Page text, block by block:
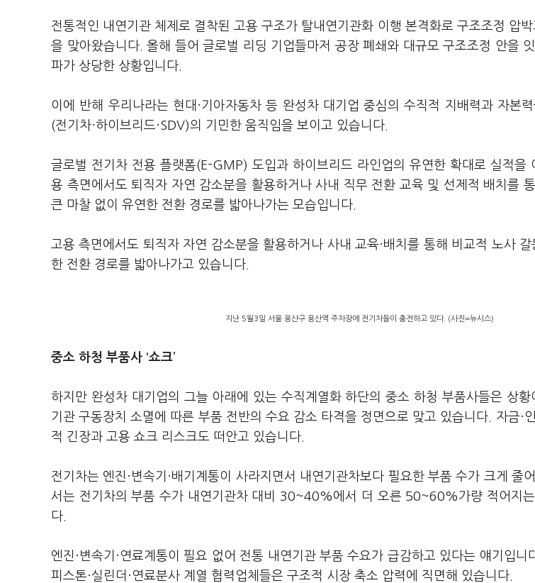
전통적인 내연기관 체제로 결착된 고용 구조가 탈내연기관화 이행 본격화로 구조조정 압
을 맞아왔습니다. 올해 들어 글로벌 리딩 기업들마저 공장 폐쇄와 대규모 구조조정 안을
파가 상당한 상황입니다.
이에 반해 우리나라는 현대·기아자동차 등 완성차 대기업 중심의 수직적 지배력과 자본
(전기차·하이브리드·SDV)의 기민한 움직임을 보이고 있습니다.
글로벌 전기차 전용 플랫폼(E-GMP) 도입과 하이브리드 라인업의 유연한 확대로 실적을
용 측면에서도 퇴직자 자연 감소분을 활용하거나 사내 직무 전환 교육 및 선제적 배치를
큰 마찰 없이 유연한 전환 경로를 밟아나가는 모습입니다.
고용 측면에서도 퇴직자 자연 감소분을 활용하거나 사내 교육·배치를 통해 비교적 노사
한 전환 경로를 밟아나가고 있습니다.
지난 5월3일 서울 용산구 용산역 주차장에 전기차들이 충전하고 있다. (사진=뉴시스)
중소 하청 부품사 ‘쇼크’
하지만 완성차 대기업의 그늘 아래에 있는 수직계열화 하단의 중소 하청 부품사들은 상
기관 구동장치 소멸에 따른 부품 전반의 수요 감소 타격을 정면으로 맞고 있습니다. 자금·
적 긴장과 고용 쇼크 리스크도 떠안고 있습니다.
전기차는 엔진·변속기·배기계통이 사라지면서 내연기관차보다 필요한 부품 수가 크게 줄
서는 전기차의 부품 수가 내연기관차 대비 30~40%에서 더 오른 50~60%가량 적어지는
다.
엔진·변속기·연료계통이 필요 없어 전통 내연기관 부품 수요가 급감하고 있다는 얘기입니
피스톤·실린더·연료분사 계열 협력업체들은 구조적 시장 축소 압력에 직면해 있습니다.